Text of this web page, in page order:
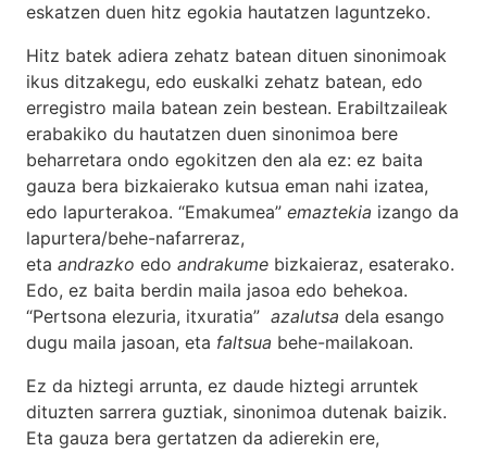
eskatzen duen hitz egokia hautatzen laguntzeko.
Hitz batek adiera zehatz batean dituen sinonimoak
ikus ditzakegu, edo euskalki zehatz batean, edo
erregistro maila batean zein bestean. Erabiltzaileak
erabakiko du hautatzen duen sinonimoa bere
beharretara ondo egokitzen den ala ez: ez baita
gauza bera bizkaierako kutsua eman nahi izatea,
edo lapurterakoa. “Emakumea” emaztekia izango da
lapurtera/behe-nafarreraz,
eta andrazko edo andrakume bizkaieraz, esaterako.
Edo, ez baita berdin maila jasoa edo behekoa.
“Pertsona elezuria, itxuratia” azalutsa dela esango
dugu maila jasoan, eta faltsua behe-mailakoan.
Ez da hiztegi arrunta, ez daude hiztegi arruntek
dituzten sarrera guztiak, sinonimoa dutenak baizik.
Eta gauza bera gertatzen da adierekin ere,